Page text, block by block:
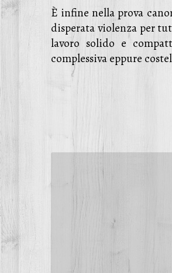
È infine nella prova
disperata violenza per
lavoro solido e
complessiva eppure